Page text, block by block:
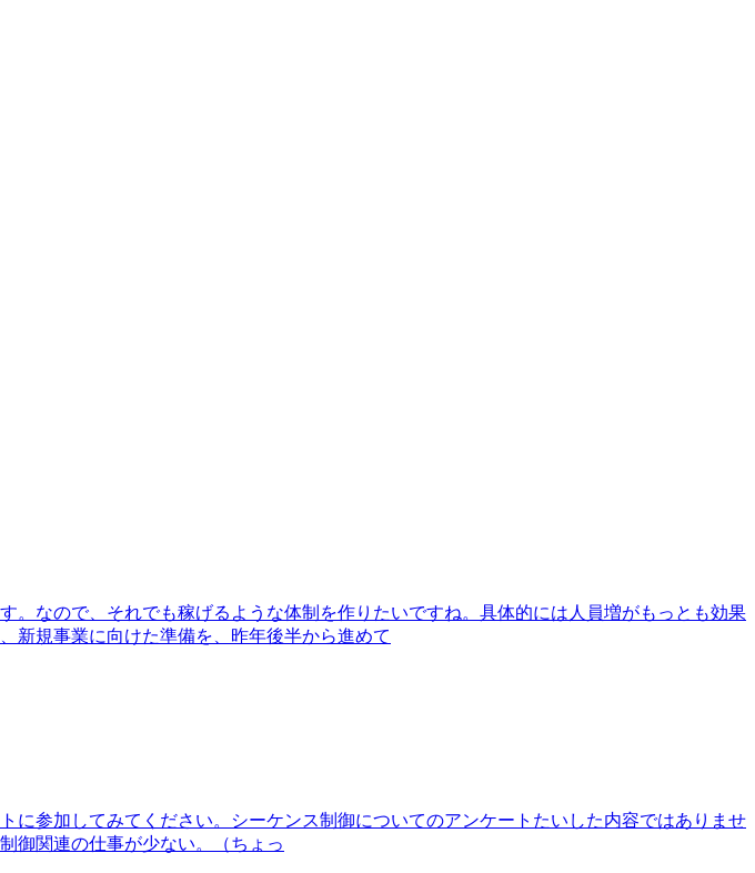
なので、それでも稼げるような体制を作りたいですね。具体的には人員増がもっとも効果
新規事業に向けた準備を、昨年後半から進めて
参加してみてください。シーケンス制御についてのアンケートたいした内容ではありませ
御関連の仕事が少ない。（ちょっ